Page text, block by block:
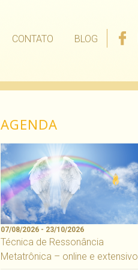
CONTATO BLOG
AGENDA
07/08/2026 - 23/10/2026
Técnica de Ressonância
Metatrônica – online e extensivo